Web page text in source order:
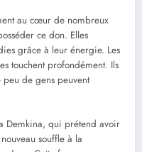
au cœur de nombreux
ce don. Elles
grâce à leur énergie. Les
touchent profondément. Ils
de gens peuvent
Demkina, qui prétend avoir
souffle à la